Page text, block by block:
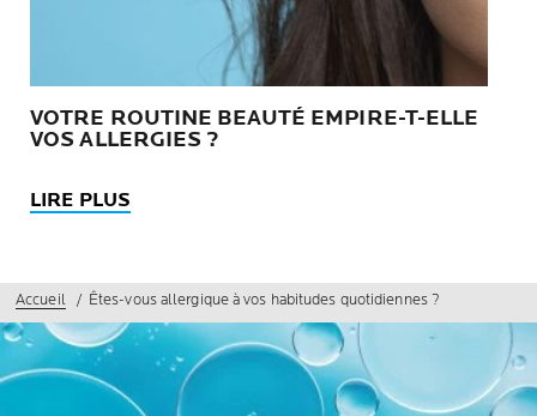
VOTRE ROUTINE BEAUTÉ EMPIRE-T-ELLE
VOS ALLERGIES ?
LIRE PLUS
Accueil Êtes-vous allergique à vos habitudes quotidiennes ?